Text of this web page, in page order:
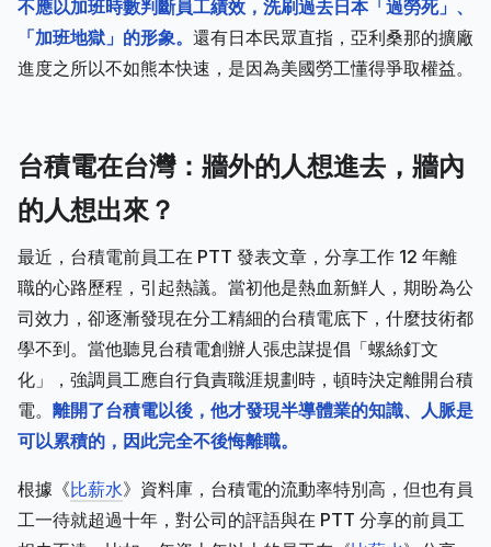
不應以加班時數判斷員工績效，洗刷過去日本「過勞死」、
「加班地獄」的形象。 還有日本民眾直指，亞利桑那的擴廠
進度之所以不如熊本快速，是因為美國勞工懂得爭取權益。
台積電在台灣：牆外的人想進去，牆內
的人想出來？
最近，台積電前員工在 PTT 發表文章，分享工作 12 年離
職的心路歷程，引起熱議。當初他是熱血新鮮人，期盼為公
司效力，卻逐漸發現在分工精細的台積電底下，什麼技術都
學不到。當他聽見台積電創辦人張忠謀提倡「螺絲釘文
化」，強調員工應自行負責職涯規劃時，頓時決定離開台積
電。 離開了台積電以後，他才發現半導體業的知識、人脈是
可以累積的，因此完全不後悔離職。
根據《比薪水》資料庫，台積電的流動率特別高，但也有員
工一待就超過十年，對公司的評語與在 PTT 分享的前員工